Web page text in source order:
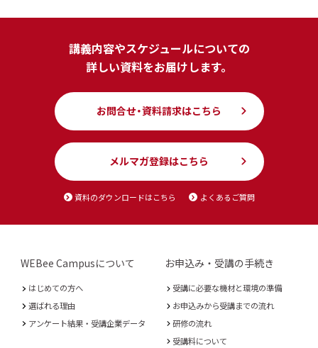
講義内容やスケジュールについての
詳しい資料をお届けします。
お問合せ・資料請求はこちら
メルマガ登録はこちら
資料のダウンロードはこちら よくあるご質問
WEBee Campusについて
はじめての方へ
選ばれる理由
アンケート結果・受講企業データ
お申込み・受講の手続き
受講に必要な機材と環境の準備
お申込みから受講までの流れ
研修の流れ
受講料について